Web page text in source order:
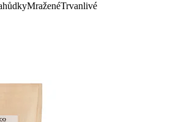
MraženéTrvanlivé